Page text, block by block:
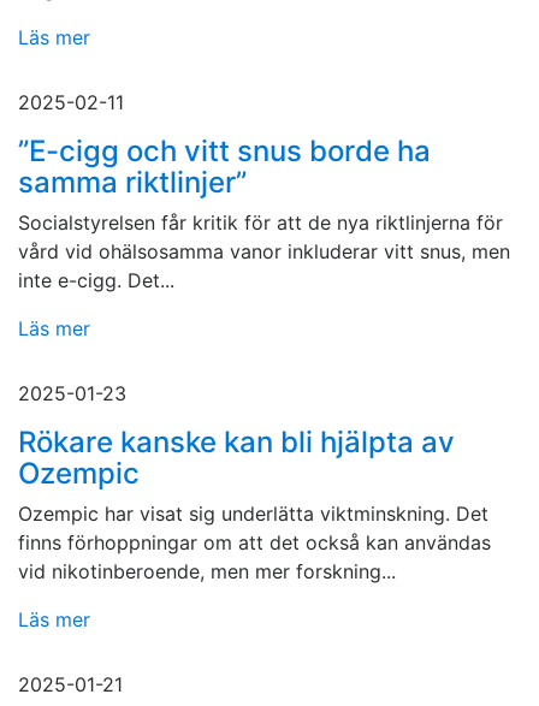
Läs mer
2025-02-11
”E-cigg och vitt snus borde ha
samma riktlinjer”
Socialstyrelsen får kritik för att de nya riktlinjerna för
vård vid ohälsosamma vanor inkluderar vitt snus, men
inte e-cigg. Det...
Läs mer
2025-01-23
Rökare kanske kan bli hjälpta av
Ozempic
Ozempic har visat sig underlätta viktminskning. Det
finns förhoppningar om att det också kan användas
vid nikotinberoende, men mer forskning...
Läs mer
2025-01-21